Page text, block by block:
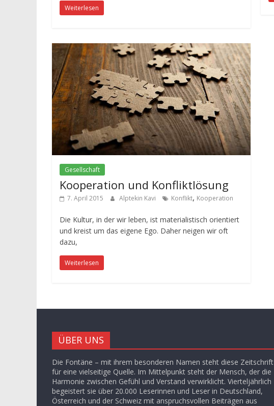
Weiterlesen
Gesellschaft
Kooperation und Konfliktlösung
7. April 2015 Alptekin Kavi Konflikt, Kooperation
Die Kultur, in der wir leben, ist materialistisch orientiert
und kreist um das eigene Ego. Daher neigen wir oft
dazu,
Weiterlesen
ÜBER UNS
Die Fontäne – mit ihrem besonderen Namen steht diese Zeitschrift
für eine vielseitige Quelle. Im Mittelpunkt steht der Mensch, der die
Harmonie zwischen Gefühl und Verstand verwirklicht. Vierteljährlich
begeistert sie über 20.000 Leserinnen und Leser in Deutschland,
Österreich und der Schweiz mit anspruchsvollen Beiträgen aus